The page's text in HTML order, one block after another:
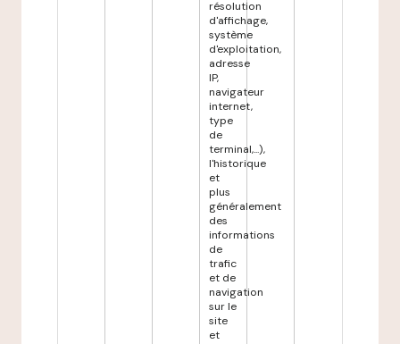
résolution
d'affichage,
système
d'exploitation,
adresse
IP,
navigateur
internet,
type
de
terminal,...),
l'historique
et
plus
généralement
des
informations
de
trafic
et de
navigation
sur le
site
et